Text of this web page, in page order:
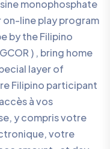
monophosphate
line play program
by the Filipino
) , bring home
layer of
Filipino participant
à vos
y compris votre
votre